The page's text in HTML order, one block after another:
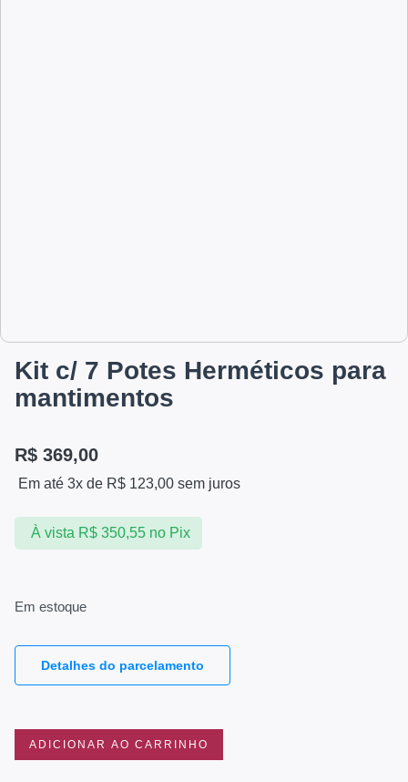
Kit c/ 7 Potes Herméticos para
mantimentos
R$ 369,00
Em até 3x de R$ 123,00 sem juros
À vista R$350,55 no Pix
Em estoque
Detalhes do parcelamento
ADICIONAR AO CARRINHO